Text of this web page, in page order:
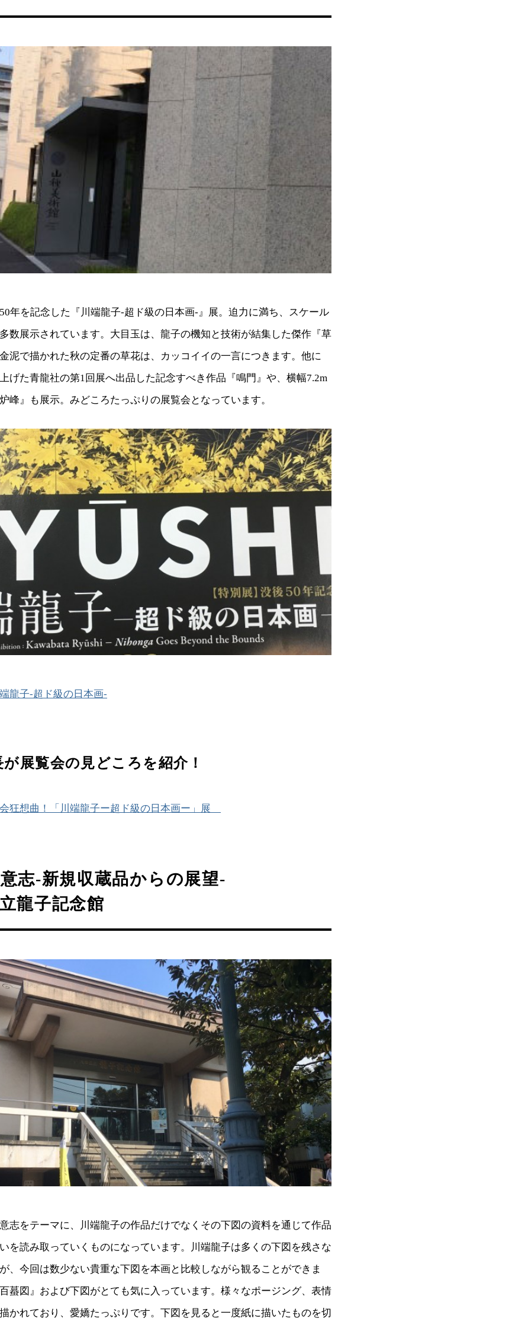
年を記念した『川端龍子-超ド級の日本画-』展。迫力に満ち、スケール
数展示されています。大目玉は、龍子の機知と技術が結集した傑作『草
泥で描かれた秋の定番の草花は、カッコイイの一言につきます。他に
げた青龍社の第1回展へ出品した記念すべき作品『鳴門』や、横幅7.2m
峰』も展示。みどころたっぷりの展覧会となっています。
龍子-超ド級の日本画-
展覧会の見どころを紹介！
狂想曲！「川端龍子ー超ド級の日本画ー」展
志-新規収蔵品からの展望-
龍子記念館
志をテーマに、川端龍子の作品だけでなくその下図の資料を通じて作品
を読み取っていくものになっています。川端龍子は多くの下図を残さな
、今回は数少ない貴重な下図を本画と比較しながら観ることができま
蟇図』および下図がとても気に入っています。様々なポージング、表情
かれており、愛嬌たっぷりです。下図を見ると一度紙に描いたものを切